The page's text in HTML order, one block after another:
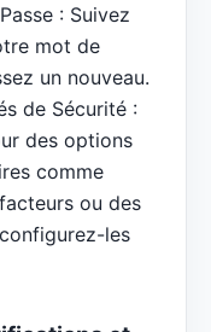
: Suivez
mot de
un nouveau.
de Sécurité :
des options
comme
ou des
les